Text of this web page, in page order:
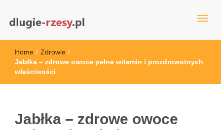
dlugie-rzesy.pl
Home / Zdrowie /
Jabłka – zdrowe owoce pełne witamin i prozdrowotnych
właściwości
Jabłka – zdrowe owoce